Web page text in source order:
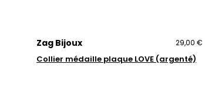
Zag Bijoux 29,00 €
Collier médaille plaque LOVE (argenté)